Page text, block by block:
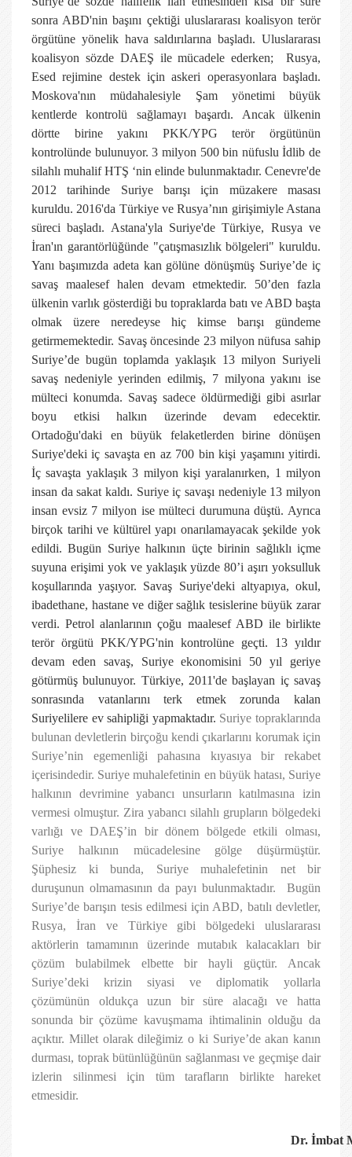
sonra ABD'nin başını çektiği uluslararası koalisyon terör
örgütüne yönelik hava saldırılarına başladı. Uluslararası
koalisyon sözde DAEŞ ile mücadele ederken; Rusya,
Esed rejimine destek için askeri operasyonlara başladı.
Moskova'nın müdahalesiyle Şam yönetimi büyük
kentlerde kontrolü sağlamayı başardı. Ancak ülkenin
dörtte birine yakını PKK/YPG terör örgütünün
kontrolünde bulunuyor. 3 milyon 500 bin nüfuslu İdlib de
silahlı muhalif HTŞ ‘nin elinde bulunmaktadır. Cenevre'de
2012 tarihinde Suriye barışı için müzakere masası
kuruldu. 2016'da Türkiye ve Rusya’nın girişimiyle Astana
süreci başladı. Astana'yla Suriye'de Türkiye, Rusya ve
İran'ın garantörlüğünde "çatışmasızlık bölgeleri" kuruldu.
Yanı başımızda adeta kan gölüne dönüşmüş Suriye’de iç
savaş maalesef halen devam etmektedir. 50’den fazla
ülkenin varlık gösterdiği bu topraklarda batı ve ABD başta
olmak üzere neredeyse hiç kimse barışı gündeme
getirmemektedir. Savaş öncesinde 23 milyon nüfusa sahip
Suriye’de bugün toplamda yaklaşık 13 milyon Suriyeli
savaş nedeniyle yerinden edilmiş, 7 milyona yakını ise
mülteci konumda. Savaş sadece öldürmediği gibi asırlar
boyu etkisi halkın üzerinde devam edecektir.
Ortadoğu'daki en büyük felaketlerden birine dönüşen
Suriye'deki iç savaşta en az 700 bin kişi yaşamını yitirdi.
İç savaşta yaklaşık 3 milyon kişi yaralanırken, 1 milyon
insan da sakat kaldı. Suriye iç savaşı nedeniyle 13 milyon
insan evsiz 7 milyon ise mülteci durumuna düştü. Ayrıca
birçok tarihi ve kültürel yapı onarılamayacak şekilde yok
edildi. Bugün Suriye halkının üçte birinin sağlıklı içme
suyuna erişimi yok ve yaklaşık yüzde 80’i aşırı yoksulluk
koşullarında yaşıyor. Savaş Suriye'deki altyapıya, okul,
ibadethane, hastane ve diğer sağlık tesislerine büyük zarar
verdi. Petrol alanlarının çoğu maalesef ABD ile birlikte
terör örgütü PKK/YPG'nin kontrolüne geçti. 13 yıldır
devam eden savaş, Suriye ekonomisini 50 yıl geriye
götürmüş bulunuyor. Türkiye, 2011'de başlayan iç savaş
sonrasında vatanlarını terk etmek zorunda kalan
Suriyelilere ev sahipliği yapmaktadır. Suriye topraklarında
bulunan devletlerin birçoğu kendi çıkarlarını korumak için
Suriye’nin egemenliği pahasına kıyasıya bir rekabet
içerisindedir. Suriye muhalefetinin en büyük hatası, Suriye
halkının devrimine yabancı unsurların katılmasına izin
vermesi olmuştur. Zira yabancı silahlı grupların bölgedeki
varlığı ve DAEŞ’in bir dönem bölgede etkili olması,
Suriye halkının mücadelesine gölge düşürmüştür.
Şüphesiz ki bunda, Suriye muhalefetinin net bir
duruşunun olmamasının da payı bulunmaktadır. Bugün
Suriye’de barışın tesis edilmesi için ABD, batılı devletler,
Rusya, İran ve Türkiye gibi bölgedeki uluslararası
aktörlerin tamamının üzerinde mutabık kalacakları bir
çözüm bulabilmek elbette bir hayli güçtür. Ancak
Suriye’deki krizin siyasi ve diplomatik yollarla
çözümünün oldukça uzun bir süre alacağı ve hatta
sonunda bir çözüme kavuşmama ihtimalinin olduğu da
açıktır. Millet olarak dileğimiz o ki Suriye’de akan kanın
durması, toprak bütünlüğünün sağlanması ve geçmişe dair
izlerin silinmesi için tüm tarafların birlikte hareket
etmesidir.
Dr. İmbat